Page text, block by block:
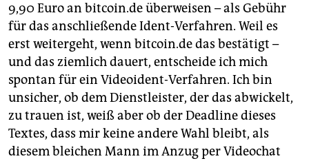
9,90 Euro an bitcoin.de überweisen – als Gebühr
für das anschließende Ident-Verfahren. Weil es
erst weitergeht, wenn bitcoin.de das bestätigt –
und das ziemlich dauert, entscheide ich mich
spontan für ein Videoident-Verfahren. Ich bin
unsicher, ob dem Dienstleister, der das abwickelt,
zu trauen ist, weiß aber ob der Deadline dieses
Textes, dass mir keine andere Wahl bleibt, als
diesem bleichen Mann im Anzug per Videochat